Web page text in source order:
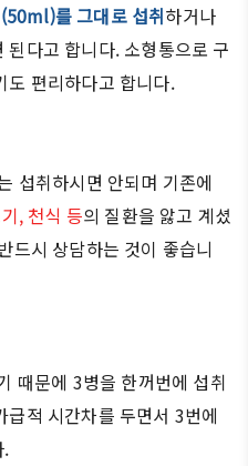
를 그대로 섭취하거나
다고 합니다. 소형통으로 구
도 편리하다고 합니다.
섭취하시면 안되며 기존에
, 천식 등의 질환을 앓고 계셨
드시 상담하는 것이 좋습니
때문에 3병을 한꺼번에 섭취
적 시간차를 두면서 3번에
.